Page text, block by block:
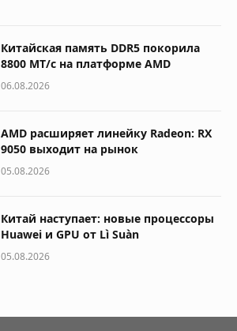
Китайская память DDR5 покорила
8800 МТ/с на платформе AMD
06.08.2026
AMD расширяет линейку Radeon: RX
9050 выходит на рынок
05.08.2026
Китай наступает: новые процессоры
Huawei и GPU от Lì Suàn
05.08.2026